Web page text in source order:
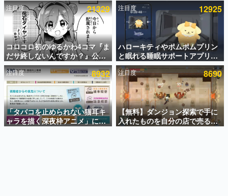
事をまとめました。
ゲームの企画書
名作ゲームクリエイターの方々に製作時のエピソードをお
聞きし、ヒットする企画（ゲーム）とは何か？を探ってい
きます。
赫本
この物語を解いてはいけない。『赫本』は、〈試験問題〉
の形をした短編ホラー小説集です。
新世代に訊く
これからのデジタルゲーム市場を担う若きクリエイター達
の姿を追い、彼らのルーツと情熱を探っていきます。
注目度 21329
コロコロ初のゆるかわ4コマ『ま
だサ終しないんですか？』公開
スタート。主人公は新入社員の
侘石ダイヤ、ゲーム会社を舞台
にトラブルへ対応する社員たち
を描く
注目度 12925
ハローキティやポムポムプリン
と眠れる睡眠サポートアプリ
『ゆめたび』が配信中。キャラ
ごとのASMRや目覚ましアラー
ムも搭載
注目度 8932
「タバコを止められない猫耳キ
ャラを描く深夜枠アニメ」に視
聴者の一部から批判意見。違法
注目度 8690
【無料】ダンジョン探索で手に
入れたものを自分の店で売るゲ
ーム『Moonlighter』がSteam